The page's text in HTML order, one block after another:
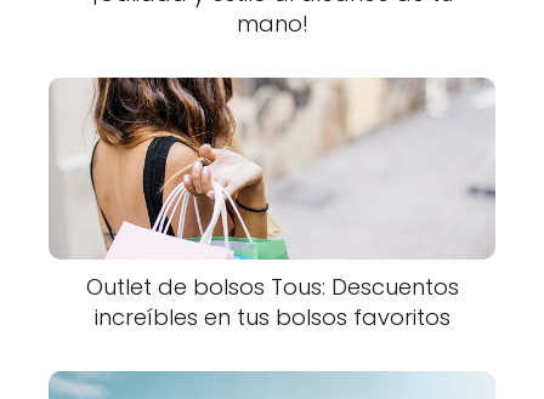
mano!
Outlet de bolsos Tous: Descuentos
increíbles en tus bolsos favoritos